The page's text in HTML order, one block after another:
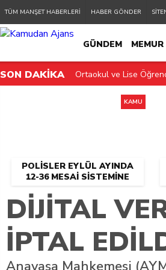
TÜM MANŞET HABERLERİ HABER GÖNDER
GÜNDEM MEMUR
KAMU PERSONELİ
SON DAKİKA Ortaokul ve Lise
Polisler Eylül Ayında
Öğretmenlere ek
Öğretmen ve
MEB’den Okullara
Okullarda
Okul yönetlemiği sil
POLISLER EYLÜL AYINDA
12-36 MESAI SISTEMINE
KAMU
DIJITAL
İPTAL
Anayasa Mahkemesi